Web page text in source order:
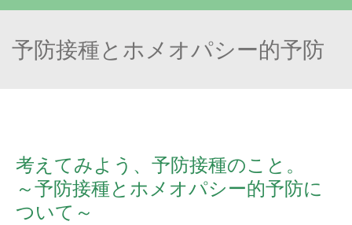
予防接種とホメオパシー的予防
考えてみよう、予防接種のこと。
～予防接種とホメオパシー的予防に
ついて～